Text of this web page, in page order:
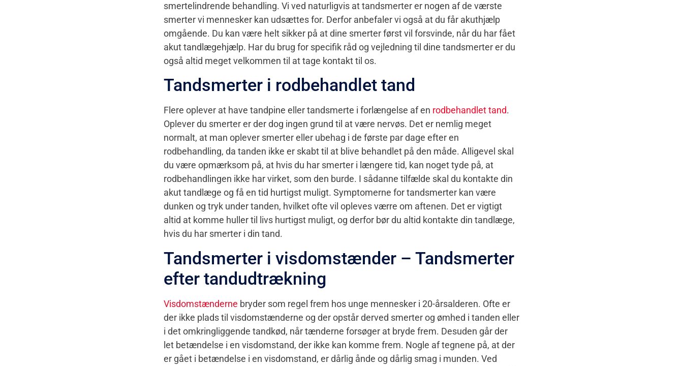
smertelindrende behandling. Vi ved naturligvis at tandsmerter er nogen af de værste
smerter vi mennesker kan udsættes for. Derfor anbefaler vi også at du får akuthjælp
omgående. Du kan være helt sikker på at dine smerter først vil forsvinde, når du har fået
akut tandlægehjælp. Har du brug for specifik råd og vejledning til dine tandsmerter er du
også altid meget velkommen til at tage kontakt til os.
Tandsmerter i rodbehandlet tand
Flere oplever at have tandpine eller tandsmerte i forlængelse af en rodbehandlet tand.
Oplever du smerter er der dog ingen grund til at være nervøs. Det er nemlig meget
normalt, at man oplever smerter eller ubehag i de første par dage efter en
rodbehandling, da tanden ikke er skabt til at blive behandlet på den måde. Alligevel skal
du være opmærksom på, at hvis du har smerter i længere tid, kan noget tyde på, at
rodbehandlingen ikke har virket, som den burde. I sådanne tilfælde skal du kontakte din
akut tandlæge og få en tid hurtigst muligt. Symptomerne for tandsmerter kan være
dunken og tryk under tanden, hvilket ofte vil opleves værre om aftenen. Det er vigtigt
altid at komme huller til livs hurtigst muligt, og derfor bør du altid kontakte din tandlæge,
hvis du har smerter i din tand.
Tandsmerter i visdomstænder – Tandsmerter
efter tandudtrækning
Visdomstænderne bryder som regel frem hos unge mennesker i 20-årsalderen. Ofte er
der ikke plads til visdomstænderne og der opstår derved smerter og ømhed i tanden eller
i det omkringliggende tandkød, når tænderne forsøger at bryde frem. Desuden går der
let betændelse i en visdomstand, der ikke kan komme frem. Nogle af tegnene på, at der
er gået i betændelse i en visdomstand, er dårlig ånde og dårlig smag i munden. Ved